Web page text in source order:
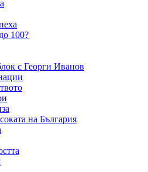
100?
с Георги Иванов
на България